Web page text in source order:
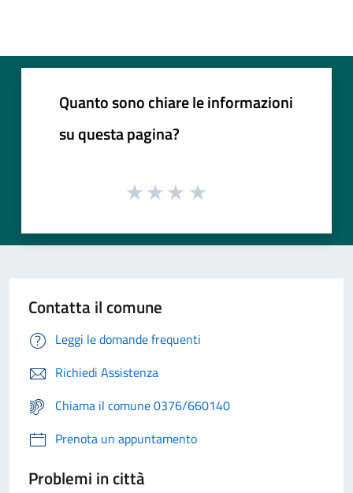
Quanto sono chiare le informazioni
su questa pagina?
Contatta il comune
Leggi le domande frequenti
Richiedi Assistenza
Chiama il comune 0376/660140
Prenota un appuntamento
Problemi in città